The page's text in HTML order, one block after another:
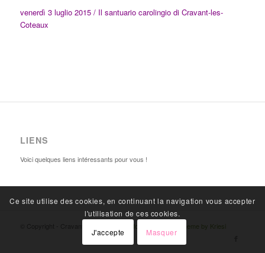
venerdì 3 luglio 2015 / Il santuario carolingio di Cravant-les-
Coteaux
LIENS
Voici quelques liens intéressants pour vous !
Enfold WordPress Theme by Kriesi
Ce site utilise des cookies, en continuant la navigation vous accepter
l'utilisation de ces cookies.
J'accepte
Masquer